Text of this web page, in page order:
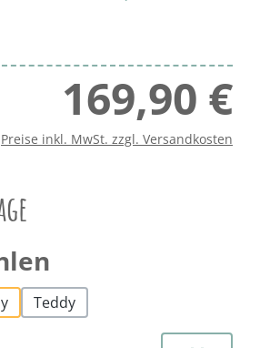
169,90 €
Preise inkl. MwSt. zzgl. Versandkosten
Teddy
Wert ein oder benutze die